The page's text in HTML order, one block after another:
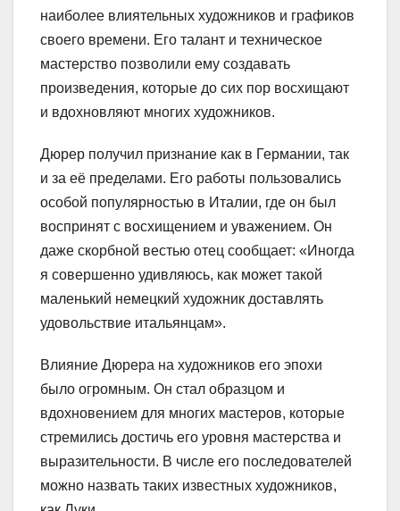
наиболее влиятельных художников и графиков
своего времени. Его талант и техническое
мастерство позволили ему создавать
произведения, которые до сих пор восхищают
и вдохновляют многих художников.
Дюрер получил признание как в Германии, так
и за её пределами. Его работы пользовались
особой популярностью в Италии, где он был
воспринят с восхищением и уважением. Он
даже скорбной вестью отец сообщает: «Иногда
я совершенно удивляюсь, как может такой
маленький немецкий художник доставлять
удовольствие итальянцам».
Влияние Дюрера на художников его эпохи
было огромным. Он стал образцом и
вдохновением для многих мастеров, которые
стремились достичь его уровня мастерства и
выразительности. В числе его последователей
можно назвать таких известных художников,